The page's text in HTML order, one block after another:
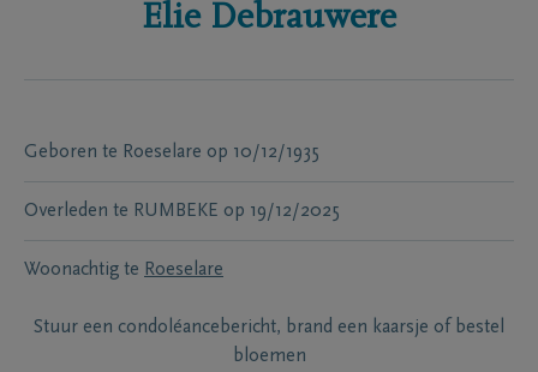
Elie Debrauwere
Geboren te Roeselare op 10/12/1935
Overleden te RUMBEKE op 19/12/2025
Woonachtig te Roeselare
Stuur een condoléancebericht, brand een kaarsje of bestel
bloemen